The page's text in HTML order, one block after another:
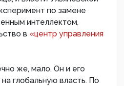
по замене
интеллектом,
в «центр управления
же, мало. Он и его
глобальную власть. По